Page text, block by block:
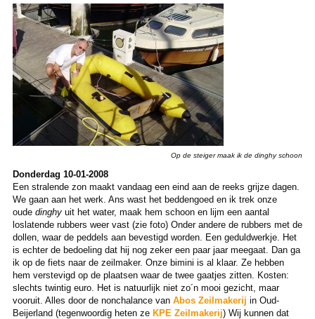
Op de steiger maak ik de dinghy schoon
Donderdag 10-01-2008
Een stralende zon maakt vandaag een eind aan de reeks grijze dagen.
We gaan aan het werk. Ans wast het beddengoed en ik trek onze
oude dinghyuit het water, maak hem schoon en lijm een aantal
loslatende rubbers weer vast (zie foto) Onder andere de rubbers met de
dollen, waar de peddels aan bevestigd worden. Een geduldwerkje. Het
is echter de bedoeling dat hij nog zeker een paar jaar meegaat. Dan ga
ik op de fiets naar de zeilmaker. Onze bimini is al klaar. Ze hebben
hem verstevigd op de plaatsen waar de twee gaatjes zitten. Kosten:
slechts twintig euro. Het is natuurlijk niet zo´n mooi gezicht, maar
vooruit. Alles door de nonchalance van Abos Zeilmakerij in Oud-
Beijerland (tegenwoordig heten ze KPE Zeilmakerij) Wij kunnen dat